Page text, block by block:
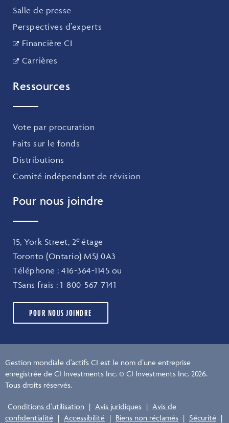
Salle de presse
Perspectives d’experts
Financière CI
Carrières
Ressources
Vote par procuration
Faits sur le fonds
Distributions
Comité indépendant de révision
Pour nous joindre
15, York Street, 2eétage
Toronto (Ontario) M5J 0A3
Téléphone : 416-364-1145 ou
TSans frais : 1-800-567-7141
POUR NOUS JOINDRE
Gestion mondiale d’actifs CI est le nom d’une entreprise
enregistrée de CI Investments Inc. © CI Investments Inc. 2026.
Tous droits réservés.
Conditions d’utilisation | Avis juridiques | Avis de
confidentialité | Accessibilité | Biens non réclamés | Sécurité |